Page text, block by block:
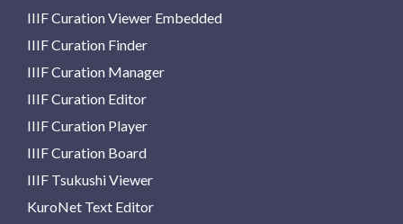
IIIF Curation Viewer Embedded
IIIF Curation Finder
IIIF Curation Manager
IIIF Curation Editor
IIIF Curation Player
IIIF Curation Board
IIIF Tsukushi Viewer
KuroNet Text Editor